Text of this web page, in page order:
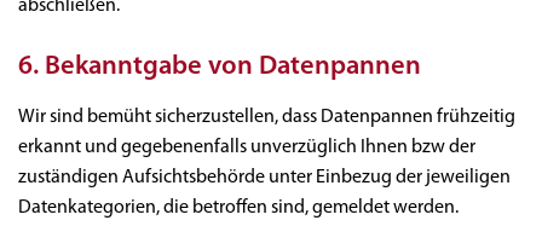
abschließen.
6. Bekanntgabe von Datenpannen
Wir sind bemüht sicherzustellen, dass Datenpannen frühzeitig
erkannt und gegebenenfalls unverzüglich Ihnen bzw der
zuständigen Aufsichtsbehörde unter Einbezug der jeweiligen
Datenkategorien, die betroffen sind, gemeldet werden.